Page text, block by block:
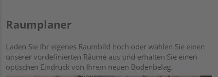
Raumplaner
Laden Sie Ihr eigenes Raumbild hoch oder wählen Sie einen
unserer vordefinierten Räume aus und erhalten Sie einen
optischen Eindruck von Ihrem neuen Bodenbelag.